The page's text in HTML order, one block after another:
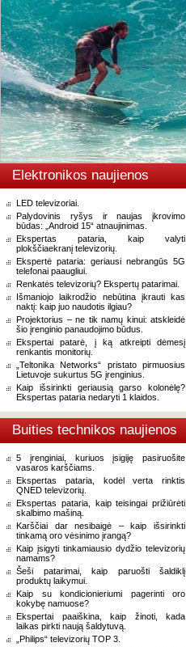
Elektronikos naujienos
LED televizoriai.
Palydovinis ryšys ir naujas įkrovimo
būdas: „Android 15“ atnaujinimas.
Ekspertas pataria, kaip valyti
plokščiaekranį televizorių.
Ekspertė pataria: geriausi nebrangūs 5G
telefonai paaugliui.
Renkatės televizorių? Ekspertų patarimai.
Išmaniojo laikrodžio nebūtina įkrauti kas
naktį: kaip juo naudotis ilgiau?
Projektorius – ne tik namų kinui: atskleidė
šio įrenginio panaudojimo būdus.
Ekspertai patarė, į ką atkreipti dėmesį
renkantis monitorių.
„Teltonika Networks“ pristato pirmuosius
Lietuvoje sukurtus 5G įrenginius.
Kaip išsirinkti geriausią garso kolonėlę?
Ekspertas pataria nedaryti 1 klaidos.
Buities technikos naujienos
5 įrenginiai, kuriuos įsigiję pasiruošite
vasaros karščiams.
Ekspertas pataria, kodėl verta rinktis
QNED televizorių.
Ekspertas pataria, kaip teisingai prižiūrėti
skalbimo mašiną.
Karščiai dar nesibaigė – kaip išsirinkti
tinkamą oro vėsinimo įrangą?
Kaip įsigyti tinkamiausio dydžio televizorių
namams?
Šeši patarimai, kaip paruošti šaldiklį
produktų laikymui.
Kaip su kondicionieriumi pagerinti oro
kokybę namuose?
Ekspertai paaiškina, kaip žinoti, kada
laikas pirkti naują šaldytuvą.
„Philips“ televizorių TOP 3.